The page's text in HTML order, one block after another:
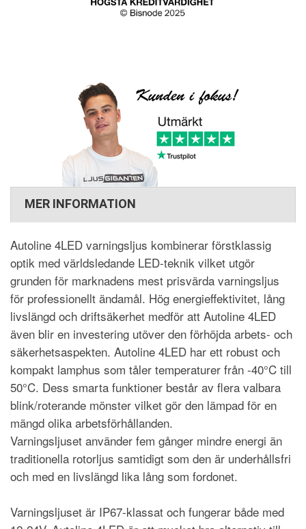
MER INFORMATION
Autoline 4LED varningsljus kombinerar förstklassig
optik med världsledande LED-teknik vilket utgör
grunden för marknadens mest prisvärda varningsljus
för professionellt ändamål. Hög energieffektivitet, lång
livslängd och driftsäkerhet medför att Autoline 4LED
även blir en investering utöver den förhöjda arbets- och
säkerhetsaspekten. Autoline 4LED har ett robust och
kompakt lamphus som tåler temperaturer från -40°C till
50°C. Dess smarta funktioner består av flera valbara
blink/roterande mönster vilket gör den lämpad för en
mängd olika arbetsförhållanden.
Varningsljuset använder fem gånger mindre energi än
traditionella rotorljus samtidigt som den är underhållsfri
och med en livslängd lika lång som fordonet.
Varningsljuset är IP67-klassat och fungerar både med